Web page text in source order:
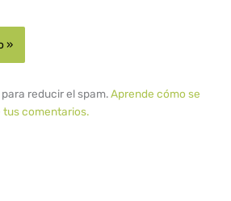
reducir el spam.Aprende cómo se
tus comentarios.